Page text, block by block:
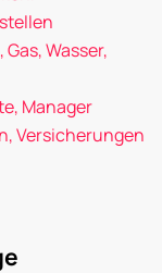
Wasser,
Manager
Versicherungen